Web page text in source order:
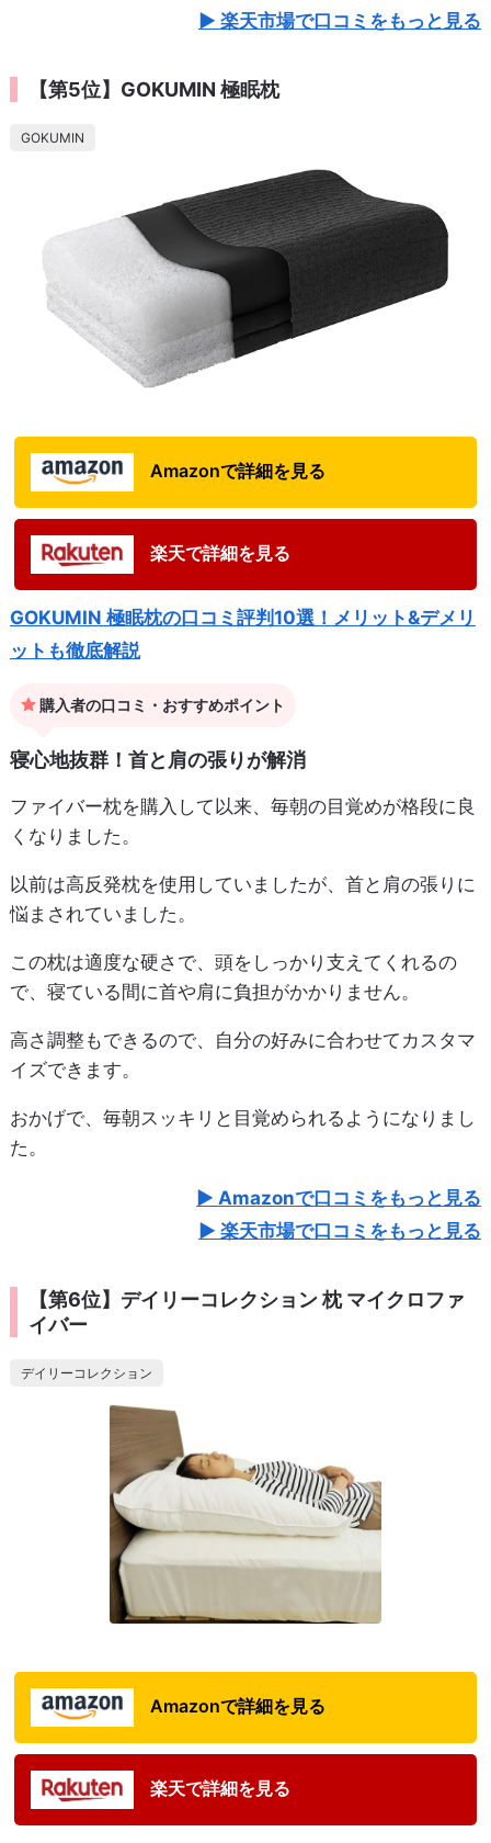
楽天市場で口コミをもっと見る
【第5位】GOKUMIN 極眠枕
GOKUMIN
Amazonで詳細を見る
楽天で詳細を見る
GOKUMIN 極眠枕の口コミ評判10選！メリット&デメリ
ットも徹底解説
購入者の口コミ・おすすめポイント
寝心地抜群！首と肩の張りが解消
ファイバー枕を購入して以来、毎朝の目覚めが格段に良
くなりました。
以前は高反発枕を使用していましたが、首と肩の張りに
悩まされていました。
この枕は適度な硬さで、頭をしっかり支えてくれるの
で、寝ている間に首や肩に負担がかかりません。
高さ調整もできるので、自分の好みに合わせてカスタマ
イズできます。
おかげで、毎朝スッキリと目覚められるようになりまし
た。
Amazonで口コミをもっと見る
楽天市場で口コミをもっと見る
【第6位】デイリーコレクション 枕 マイクロファ
イバー
デイリーコレクション
Amazonで詳細を見る
楽天で詳細を見る